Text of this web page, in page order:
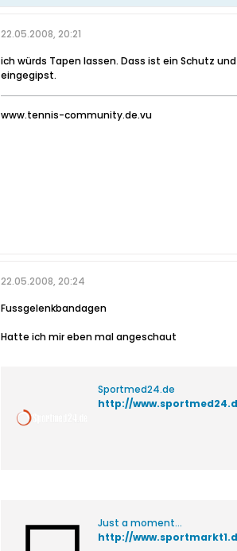
22.05.2008, 20:21
ich würds Tapen lassen. Dass ist ein Schutz
eingegipst.
www.tennis-community.de.vu
22.05.2008, 20:24
Fussgelenkbandagen
Hatte ich mir eben mal angeschaut
Sportmed24.de
http://
Just a moment...
http://